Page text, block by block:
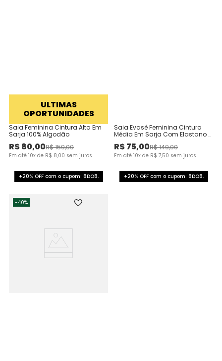
ULTIMAS
OPORTUNIDADES
Saia Feminina Cintura Alta Em
Sarja 100% Algodão
R$80,00R$159,00
Em até 10x de R$ 8,00 sem juros
+20% OFF com o cupom: 8DO8.
Saia Evasê Feminina Cintura
Média Em Sarja Com Elastano -
ENFIM
R$75,00R$149,00
Em até 10x de R$ 7,50 sem juros
+20% OFF com o cupom: 8DO8.
-40%